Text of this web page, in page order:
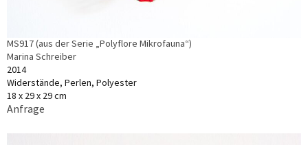
MS917 (aus der Serie „Polyflore Mikrofauna“)
Marina Schreiber
2014
Widerstände, Perlen, Polyester
18 x 29 x 29 cm
Anfrage